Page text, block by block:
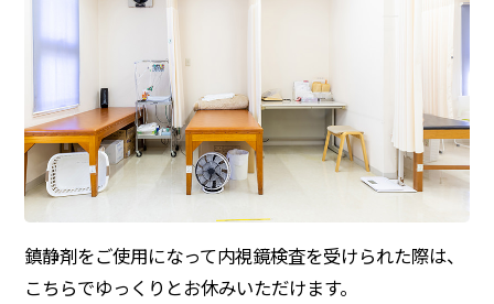
鎮静剤をご使用になって内視鏡検査を受けられた際は、
こちらでゆっくりとお休みいただけます。